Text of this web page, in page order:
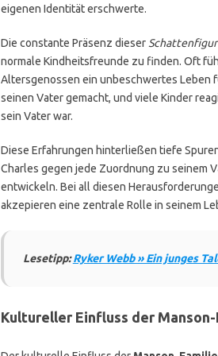
eigenen Identität erschwerte.
Die constante Präsenz dieser
normale Kindheitsfreunde zu finden. Oft
Altersgenossen ein unbeschwertes Leben
seinen Vater gemacht, und viele Kinder
sein Vater war.
Diese Erfahrungen hinterließen tiefe
Charles gegen jede Zuordnung zu seinem
entwickeln. Bei all diesen
akzepieren eine zentrale Rolle in seinem
Lesetipp:Ryker Webb » Ein junges
Kultureller Einfluss der